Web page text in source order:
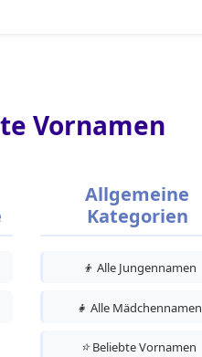
Vornamen
Allgemeine
Kategorien
👦 Alle Jungennamen
👧 Alle Mädchennamen
⭐Beliebte Vornamen